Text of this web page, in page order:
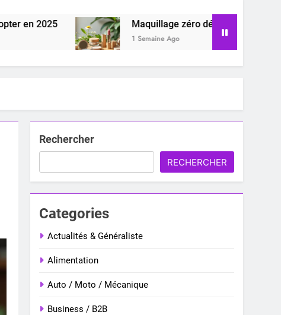
Maquillage zéro déchet : comment adopter
1 Semaine Ago
Rechercher
RECHERCHER
Categories
Actualités & Généraliste
Alimentation
Auto / Moto / Mécanique
Business / B2B